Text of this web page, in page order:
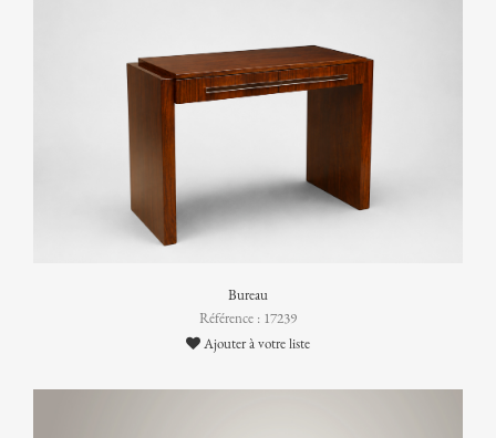
Bureau
Référence : 17239
Ajouter à votre liste